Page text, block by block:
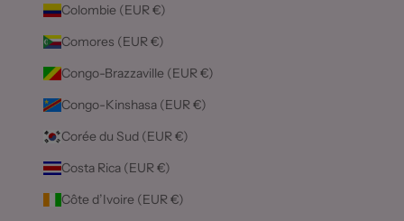
Colombie (EUR €)
Comores (EUR €)
Congo-Brazzaville (EUR €)
Congo-Kinshasa (EUR €)
Corée du Sud (EUR €)
Costa Rica (EUR €)
Côte d’Ivoire (EUR €)